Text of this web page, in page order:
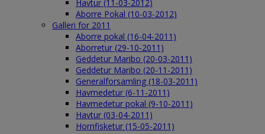
Havtur (11-03-2012)
Aborre Pokal (10-03-2012)
Galleri for 2011
Aborre pokal (16-04-2011)
Aborretur (29-10-2011)
Geddetur Maribo (20-03-2011)
Geddetur Maribo (20-11-2011)
Generalforsamling (18-03-2011)
Havmedetur (6-11-2011)
Havmedetur pokal (9-10-2011)
Havtur (03-04-2011)
Hornfisketur (15-05-2011)